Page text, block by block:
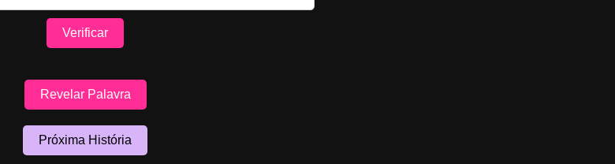
Verificar
Revelar Palavra
Próxima História